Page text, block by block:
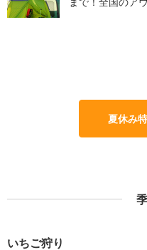
夏休み
いちご狩り